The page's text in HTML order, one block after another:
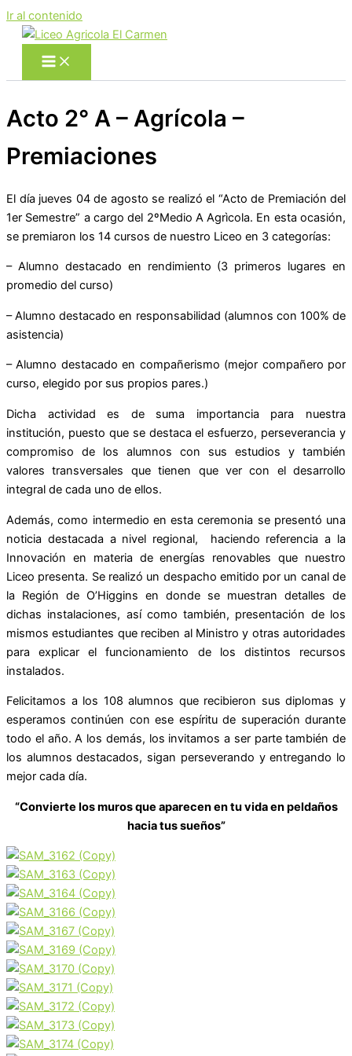
Ir al contenido
Acto 2° A – Agrícola –
Premiaciones
El día jueves 04 de agosto se realizó el “Acto de Premiación del
1er Semestre” a cargo del 2ºMedio A Agrìcola. En esta ocasión,
se premiaron los 14 cursos de nuestro Liceo en 3 categorías:
– Alumno destacado en rendimiento (3 primeros lugares en
promedio del curso)
– Alumno destacado en responsabilidad (alumnos con 100% de
asistencia)
– Alumno destacado en compañerismo (mejor compañero por
curso, elegido por sus propios pares.)
Dicha actividad es de suma importancia para nuestra
institución, puesto que se destaca el esfuerzo, perseverancia y
compromiso de los alumnos con sus estudios y también
valores transversales que tienen que ver con el desarrollo
integral de cada uno de ellos.
Además, como intermedio en esta ceremonia se presentó una
noticia destacada a nivel regional, haciendo referencia a la
Innovación en materia de energías renovables que nuestro
Liceo presenta. Se realizó un despacho emitido por un canal de
la Región de O’Higgins en donde se muestran detalles de
dichas instalaciones, así como también, presentación de los
mismos estudiantes que reciben al Ministro y otras autoridades
para explicar el funcionamiento de los distintos recursos
instalados.
Felicitamos a los 108 alumnos que recibieron sus diplomas y
esperamos continúen con ese espíritu de superación durante
todo el año. A los demás, los invitamos a ser parte también de
los alumnos destacados, sigan perseverando y entregando lo
mejor cada día.
“Convierte los muros que aparecen en tu vida en peldaños
hacia tus sueños”